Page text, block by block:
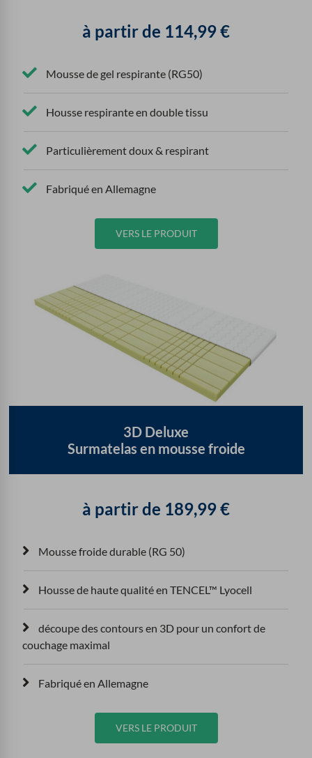
à partir de 114,99€
Mousse de gel respirante (RG50)
Housse respirante en double tissu
Particulièrement doux & respirant
Fabriqué en Allemagne
VERS LE PRODUIT
3D Deluxe
Surmatelas en mousse froide
à partir de 189,99€
Mousse froide durable (RG 50)
Housse de haute qualité en TENCEL™ Lyocell
découpe des contours en 3D pour un confort de
couchage maximal
Fabriqué en Allemagne
VERS LE PRODUIT